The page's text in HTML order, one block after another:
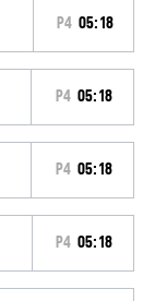
P4 05:18
P4 05:18
P4 05:18
P4 05:18